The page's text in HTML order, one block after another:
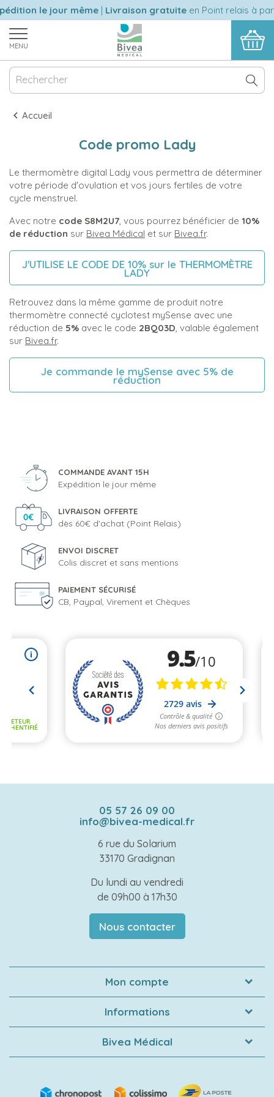
le jour même| Livraison gratuiteen Point relais à
MENU
Accueil
Code promo Lady
Le thermomètre digital Lady vous permettra de déterminer
votre période d'ovulation et vos jours fertiles de votre
cycle menstruel.
Avec notre code S8M2U7, vous pourrez bénéficier de 10%
de réduction sur Bivea Médical et sur Bivea.fr.
J'UTILISE LE CODE DE 10% sur le THERMOMÈTRE
LADY
Retrouvez dans la même gamme de produit notre
thermomètre connecté cyclotest mySense avec une
réduction de 5% avec le code 2BQ03D, valable également
sur Bivea.fr.
Je commande le mySense avec 5% de
réduction
COMMANDE AVANT 15H
Expédition le jour même
LIVRAISON OFFERTE
dès 60€ d'achat (Point Relais)
ENVOI DISCRET
Colis discret et sans mentions
PAIEMENT SÉCURISÉ
CB, Paypal, Virement et Chèques
05 57 26 09 00
info@bivea-medical.fr
6 rue du Solarium
33170 Gradignan
Du lundi au vendredi
de 09h00 à 17h30
Nous contacter
Mon compte
Informations
Bivea Médical